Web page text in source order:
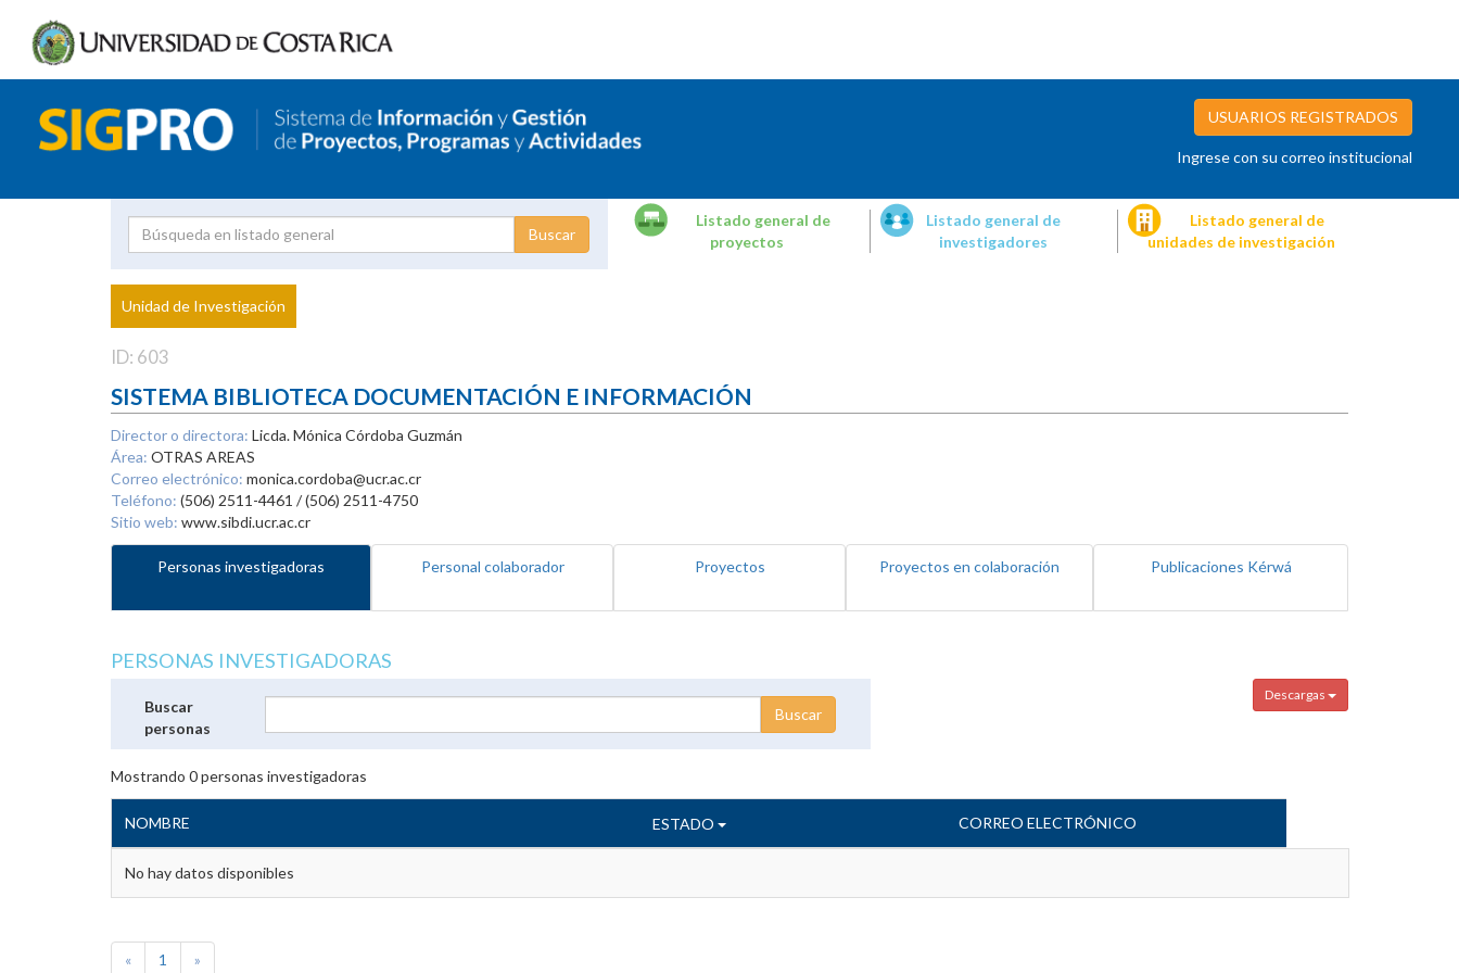
USUARIOS REGISTRADOS
Ingrese con su correo institucional
Proyecto
Investigador
Listado general de
proyectos
Listado general de
investigadores
Listado general de
unidades de investigación
Unidad de Investigación
ID: 603
SISTEMA BIBLIOTECA DOCUMENTACIÓN E INFORMACIÓN
Director o directora: Licda. Mónica Córdoba Guzmán
Área: OTRAS AREAS
Correo electrónico: monica.cordoba@ucr.ac.cr
Teléfono: (506) 2511-4461 / (506) 2511-4750
Sitio web: www.sibdi.ucr.ac.cr
Personas investigadoras Personal colaborador Proyectos Proyectos en colaboración Publicaciones Kérwá
PERSONAS INVESTIGADORAS
Descargas
Buscar
personas
Mostrando 0personas investigadoras
NOMBRE ESTADO CORREO ELECTRÓNICO
No hay datos disponibles
« 1 »